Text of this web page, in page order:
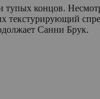
концов.
Санни Брук.